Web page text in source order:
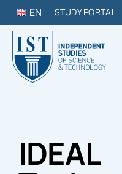
Skip
to
content
EN STUDY PORTAL
IDEAL